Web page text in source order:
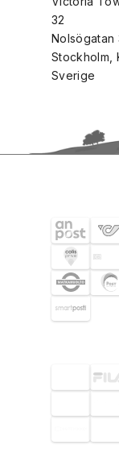
32
Nolsögatan
Stockholm,
Sverige